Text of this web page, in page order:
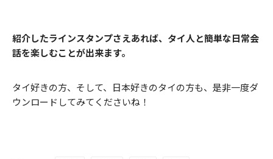
紹介したラインスタンプさえあれば、タイ人と簡単な日常会
話を楽しむことが出来ます。
タイ好きの方、そして、日本好きのタイの方も、是非一度ダ
ウンロードしてみてくださいね！